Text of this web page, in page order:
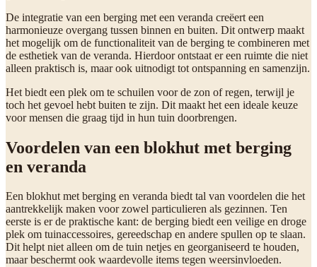
De integratie van een berging met een veranda creëert een
harmonieuze overgang tussen binnen en buiten. Dit ontwerp maakt
het mogelijk om de functionaliteit van de berging te combineren met
de esthetiek van de veranda. Hierdoor ontstaat er een ruimte die niet
alleen praktisch is, maar ook uitnodigt tot ontspanning en samenzijn.
Het biedt een plek om te schuilen voor de zon of regen, terwijl je
toch het gevoel hebt buiten te zijn. Dit maakt het een ideale keuze
voor mensen die graag tijd in hun tuin doorbrengen.
Voordelen van een blokhut met berging
en veranda
Een blokhut met berging en veranda biedt tal van voordelen die het
aantrekkelijk maken voor zowel particulieren als gezinnen. Ten
eerste is er de praktische kant: de berging biedt een veilige en droge
plek om tuinaccessoires, gereedschap en andere spullen op te slaan.
Dit helpt niet alleen om de tuin netjes en georganiseerd te houden,
maar beschermt ook waardevolle items tegen weersinvloeden.